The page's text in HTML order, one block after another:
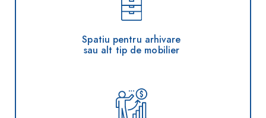
Spatiu pentru arhivare
sau alt tip de mobilier